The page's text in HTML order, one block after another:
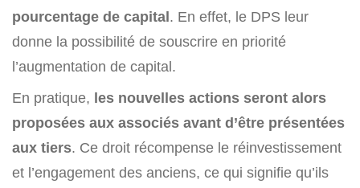
pourcentage de capital. En effet, le DPS leur
donne la possibilité de souscrire en priorité
l’augmentation de capital.
En pratique, les nouvelles actions seront alors
proposées aux associés avant d’être présentées
aux tiers. Ce droit récompense le réinvestissement
et l’engagement des anciens, ce qui signifie qu’ils